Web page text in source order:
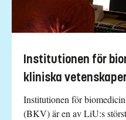
Institutionen för
kliniska
Institutionen för
(BKV) är en av LiU:s